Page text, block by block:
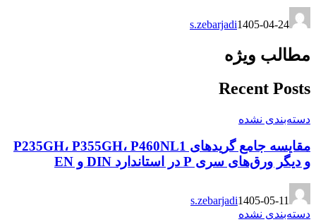
s.zebarjadi1405-04-24
مطالب ویژه
Recent Posts
دسته‌بندی نشده
مقایسه جامع گریدهای P235GH، P355GH، P460NL1
و دیگر ورق‌های سری P در استاندارد DIN و EN
s.zebarjadi1405-05-11
دسته‌بندی نشده